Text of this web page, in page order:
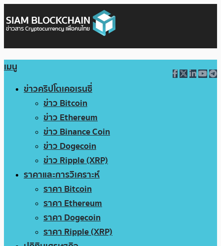
เมนู
ข่าวคริปโตเคอเรนซี่
ข่าว Bitcoin
ข่าว Ethereum
ข่าว Binance Coin
ข่าว Dogecoin
ข่าว Ripple (XRP)
ราคาและการวิเคราะห์
ราคา Bitcoin
ราคา Ethereum
ราคา Dogecoin
ราคา Ripple (XRP)